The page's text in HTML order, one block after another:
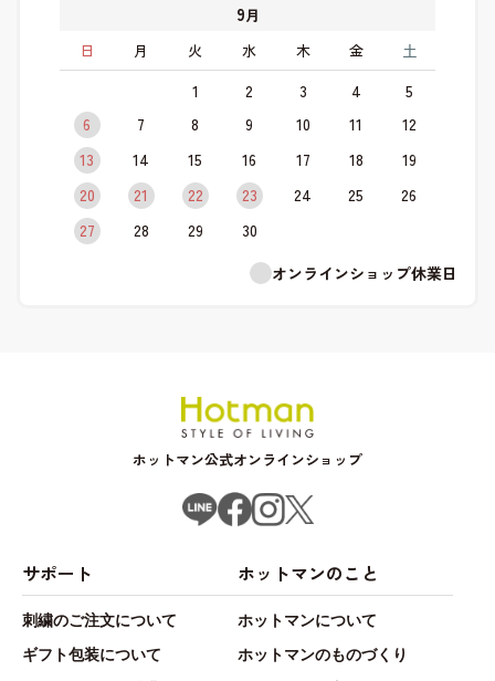
9月
日
月 火 水 木 金 土
1 2 3 4
5
6
7 8 9 10 11
12
13
14 15 16 17 18
19
20
21 22 23 24 25
26
27
28 29
30
オンラインショップ休業日
ホットマン公式オンラインショップ
サポート
刺繍のご注文について
ギフト包装について
ホットマンのこと
ホットマンについて
ホットマンのものづくり